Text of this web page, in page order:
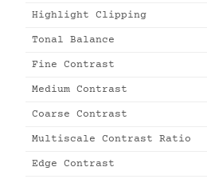
Highlight Clipping
Tonal Balance
Fine Contrast
Medium Contrast
Coarse Contrast
Multiscale Contrast Ratio
Edge Contrast